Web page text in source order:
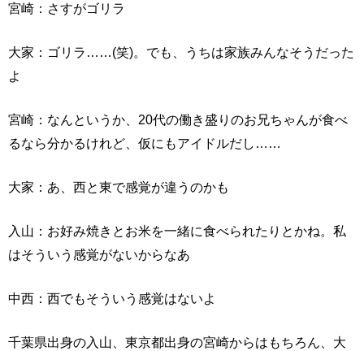
宮崎：さすがゴリラ
大家：ゴリラ……(笑)。でも、うちは家族みんなそうだった
よ
宮崎：なんというか、20代の働き盛りのお兄ちゃんが食べ
るなら分かるけれど、仮にもアイドルだし……
大家：あ、西と東で感覚が違うのかも
入山：お好み焼きとお米を一緒に食べられたりとかね。私
はそういう感覚がないからなあ
中西：西でもそういう感覚はないよ
千葉県出身の入山、東京都出身の宮崎からはもちろん、大